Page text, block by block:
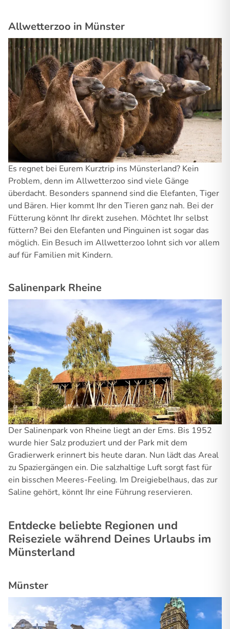
Allwetterzoo in Münster
Es regnet bei Eurem Kurztrip ins Münsterland? Kein
Problem, denn im Allwetterzoo sind viele Gänge
überdacht. Besonders spannend sind die Elefanten, Tiger
und Bären. Hier kommt Ihr den Tieren ganz nah. Bei der
Fütterung könnt Ihr direkt zusehen. Möchtet Ihr selbst
füttern? Bei den Elefanten und Pinguinen ist sogar das
möglich. Ein Besuch im Allwetterzoo lohnt sich vor allem
auf für Familien mit Kindern.
Salinenpark Rheine
Der Salinenpark von Rheine liegt an der Ems. Bis 1952
wurde hier Salz produziert und der Park mit dem
Gradierwerk erinnert bis heute daran. Nun lädt das Areal
zu Spaziergängen ein. Die salzhaltige Luft sorgt fast für
ein bisschen Meeres-Feeling. Im Dreigiebelhaus, das zur
Saline gehört, könnt Ihr eine Führung reservieren.
Entdecke beliebte Regionen und
Reiseziele während Deines Urlaubs im
Münsterland
Münster